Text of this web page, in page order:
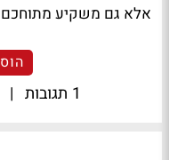
אלא גם משקיע
1 תגובות |